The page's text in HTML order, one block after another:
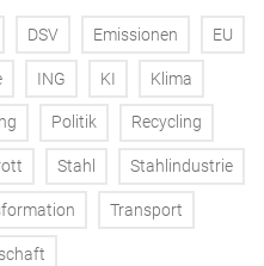
DSV Emissionen EU
ING KI Klima
Politik Recycling
Stahl Stahlindustrie
Transport